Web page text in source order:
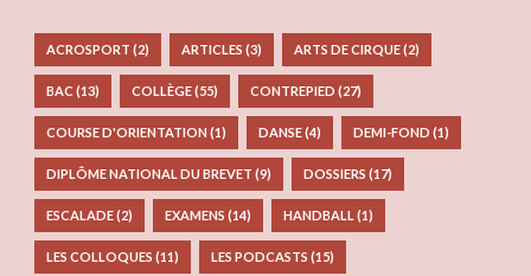
ACROSPORT (2) ARTICLES (3) ARTS DE CIRQUE(2)
BAC (13) COLLÈGE(55) CONTREPIED (27)
COURSE D'ORIENTATION (1) DANSE(4) DEMI-FOND (1)
DIPLÔME NATIONAL DU BREVET (9) DOSSIERS (17)
ESCALADE(2) EXAMENS (14) HANDBALL (1)
LES COLLOQUES (11) LES PODCASTS (15)